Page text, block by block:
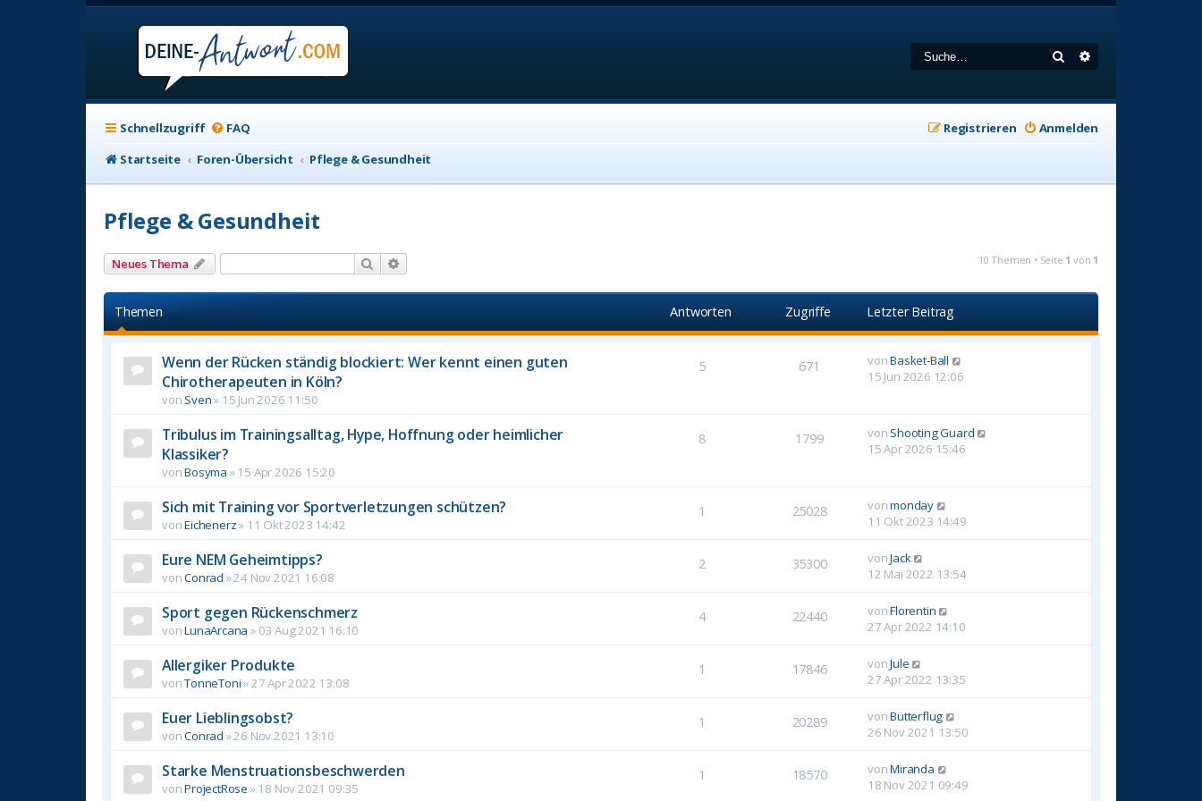
Suche
Schnellzugriff FAQ Anmelden
Registrieren
Startseite
Foren-Übersicht Pflege & Gesundheit
Pflege & Gesundheit
Neues Thema Suche 10 Themen • Seite 1 von 1
Themen Antworten Zugriffe Letzter Beitrag
Wenn der Rücken ständig blockiert: Wer kennt einen guten
Chirotherapeuten in Köln?
von Sven» 15 Jun 2026 11:50
5 671 vonBasket-Ball
15 Jun 2026 12:06
Tribulus im Trainingsalltag, Hype, Hoffnung oder heimlicher
Klassiker?
vonBosyma » 15 Apr 2026 15:20
8 1799 von Shooting Guard
15 Apr 2026 15:46
Sich mit Training vor Sportverletzungen schützen?
vonEichenerz» 11 Okt 2023 14:42
1 25028 vonmonday
11 Okt 2023 14:49
Eure NEM Geheimtipps?
vonConrad »24 Nov 2021 16:08
2 35300 vonJack
12 Mai 2022 13:54
Sport gegen Rückenschmerz
vonLunaArcana » 03 Aug 2021 16:10
4 22440 vonFlorentin
27 Apr 2022 14:10
Allergiker Produkte
vonTonneToni»27 Apr 2022 13:08
1 17846 vonJule
27 Apr 2022 13:35
Euer Lieblingsobst?
vonConrad »26 Nov 2021 13:10
1 20289 vonButterflug
26 Nov 2021 13:50
Starke Menstruationsbeschwerden
vonProjectRose » 18 Nov 2021 09:35
1 18570 vonMiranda
18 Nov 2021 09:49